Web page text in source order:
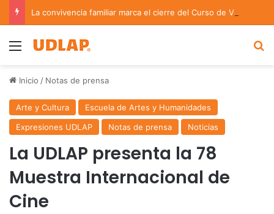
Menu
Inicio / Notas de prensa
Arte y Cultura
Escuela de Artes y Humanidades
Expresiones UDLAP
Notas de prensa Noticias
La UDLAP presenta la 78
Muestra Internacional de
Cine